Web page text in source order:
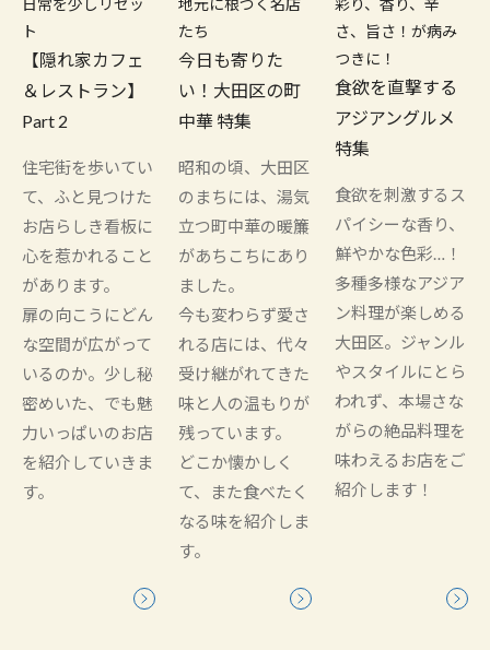
日常を少しリセッ
ト
【隠れ家カフェ
＆レストラン】
Part 2
住宅街を歩いてい
て、ふと見つけた
お店らしき看板に
心を惹かれること
があります。
扉の向こうにどん
な空間が広がって
いるのか。少し秘
密めいた、でも魅
力いっぱいのお店
を紹介していきま
す。
地元に根づく名店
たち
今日も寄りた
い！大田区の町
中華 特集
昭和の頃、大田区
のまちには、湯気
立つ町中華の暖簾
があちこちにあり
ました。
今も変わらず愛さ
れる店には、代々
受け継がれてきた
味と人の温もりが
残っています。
どこか懐かしく
て、また食べたく
なる味を紹介しま
す。
彩り、香り、辛
さ、旨さ！が病み
つきに！
食欲を直撃する
アジアングルメ
特集
食欲を刺激するス
パイシーな香り、
鮮やかな色彩…！
多種多様なアジア
ン料理が楽しめる
大田区。ジャンル
やスタイルにとら
われず、本場さな
がらの絶品料理を
味わえるお店をご
紹介します！